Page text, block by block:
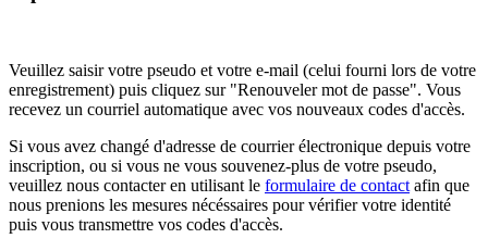
Veuillez saisir votre pseudo et votre e-mail (celui fourni lors de votre
enregistrement) puis cliquez sur "Renouveler mot de passe". Vous
recevez un courriel automatique avec vos nouveaux codes d'accès.
Si vous avez changé d'adresse de courrier électronique depuis votre
inscription, ou si vous ne vous souvenez-plus de votre pseudo,
veuillez nous contacter en utilisant le formulaire de contact afin que
nous prenions les mesures nécéssaires pour vérifier votre identité
puis vous transmettre vos codes d'accès.